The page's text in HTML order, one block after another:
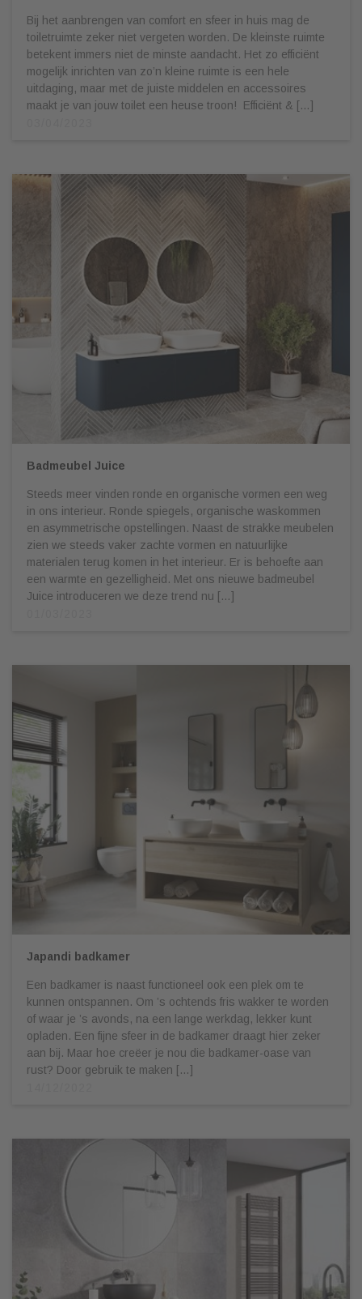
Bij het aanbrengen van comfort en sfeer in huis mag de
toiletruimte zeker niet vergeten worden. De kleinste ruimte
betekent immers niet de minste aandacht. Het zo efficiënt
mogelijk inrichten van zo’n kleine ruimte is een hele
uitdaging, maar met de juiste middelen en accessoires
maakt je van jouw toilet een heuse troon! Efficiënt & […]
Badmeubel Juice
Steeds meer vinden ronde en organische vormen een weg
in ons interieur. Ronde spiegels, organische waskommen
en asymmetrische opstellingen. Naast de strakke meubelen
zien we steeds vaker zachte vormen en natuurlijke
materialen terug komen in het interieur. Er is behoefte aan
een warmte en gezelligheid. Met ons nieuwe badmeubel
Juice introduceren we deze trend nu […]
Japandi badkamer
Een badkamer is naast functioneel ook een plek om te
kunnen ontspannen. Om ’s ochtends fris wakker te worden
of waar je ’s avonds, na een lange werkdag, lekker kunt
opladen. Een fijne sfeer in de badkamer draagt hier zeker
aan bij. Maar hoe creëer je nou die badkamer-oase van
rust? Door gebruik te maken […]